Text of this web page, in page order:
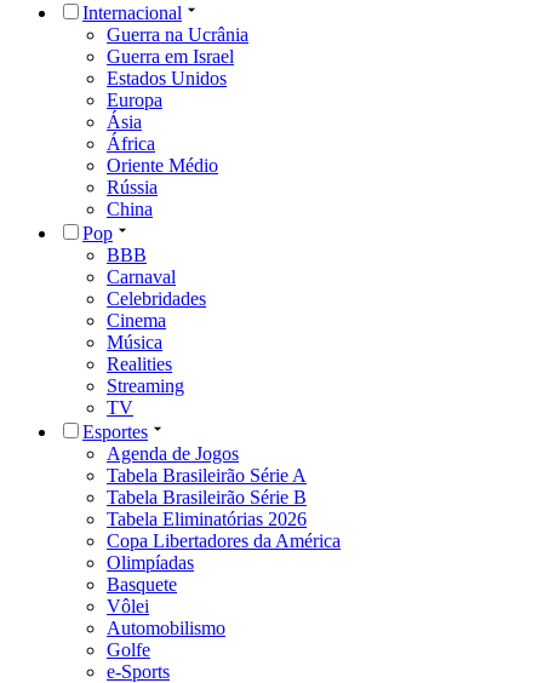
Internacional
Guerra na Ucrânia
Guerra em Israel
Estados Unidos
Europa
Ásia
África
Oriente Médio
Rússia
China
Pop
BBB
Carnaval
Celebridades
Cinema
Música
Realities
Streaming
TV
Esportes
Agenda de Jogos
Tabela Brasileirão Série A
Tabela Brasileirão Série B
Tabela Eliminatórias 2026
Copa Libertadores da América
Olimpíadas
Basquete
Vôlei
Automobilismo
Golfe
e-Sports